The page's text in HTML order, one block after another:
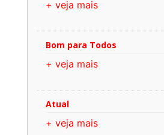
+ veja mais
Bom para Todos
+ veja mais
Atual
+ veja mais